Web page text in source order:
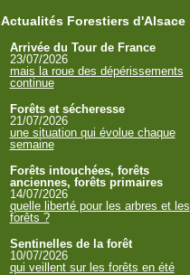
Actualités Forestiers d'Alsace
Arrivée du Tour de France
23/07/2026
mais la roue des dépérissements
continue
Forêts et sécheresse
21/07/2026
une situation qui évolue chaque
semaine
Forêts intouchées, forêts
anciennes, forêts primaires
14/07/2026
quelle liberté pour les arbres et les
forêts ?
Sentinelles de la forêt
10/07/2026
qui veillent sur les forêts en été